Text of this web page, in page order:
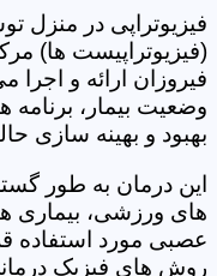
فیزیوتراپی در منزل
(فیزیوتراپیست ها)
فیروزان ارائه و اجرا
وضعیت بیمار،
بهبود و بهینه سازی
این درمان به طور
های ورزشی، بیماری
عصبی مورد استفاده
روش های فیزیک